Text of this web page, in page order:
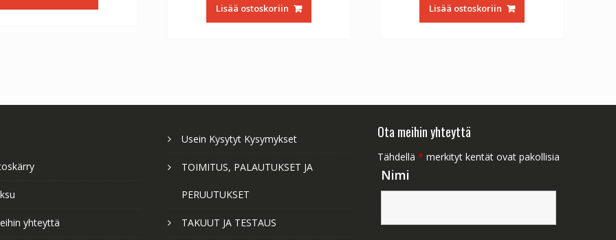
€56.64. €31.47.
€56.64. €31.47.
Lisää ostoskoriin
€56.64. €31.47.
Lisää ostoskoriin
yhteyttä
Usein Kysytyt Kysymykset
TOIMITUS, PALAUTUKSET JA
PERUUTUKSET
TAKUUT JA TESTAUS
Ota meihin yhteyttä
Tähdellä * merkityt kentät ovat pakollisia
Nimi